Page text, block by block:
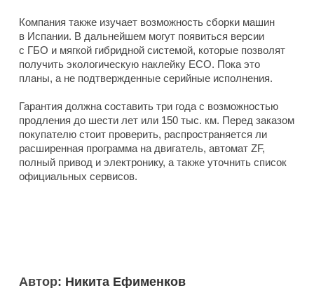
Компания также изучает возможность сборки машин
в Испании. В дальнейшем могут появиться версии
с ГБО и мягкой гибридной системой, которые позволят
получить экологическую наклейку ECO. Пока это
планы, а не подтвержденные серийные исполнения.
Гарантия должна составить три года с возможностью
продления до шести лет или 150 тыс. км. Перед заказом
покупателю стоит проверить, распространяется ли
расширенная программа на двигатель, автомат ZF,
полный привод и электронику, а также уточнить список
официальных сервисов.
Автор: Никита Ефименков